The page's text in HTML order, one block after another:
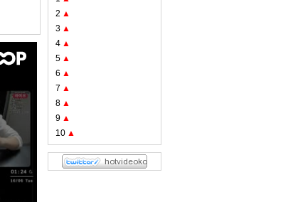
2 ▲
3 ▲
4 ▲
5 ▲
6 ▲
7 ▲
8 ▲
9 ▲
10 ▲